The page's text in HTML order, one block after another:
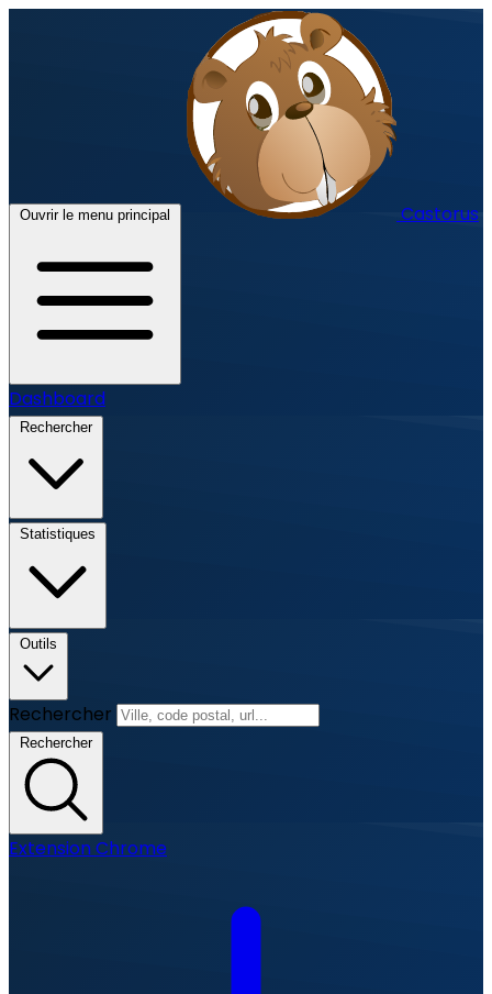
Ouvrir le menu principal Castorus
Dashboard
Rechercher
Statistiques
Outils
Rechercher
Rechercher
Extension Chrome